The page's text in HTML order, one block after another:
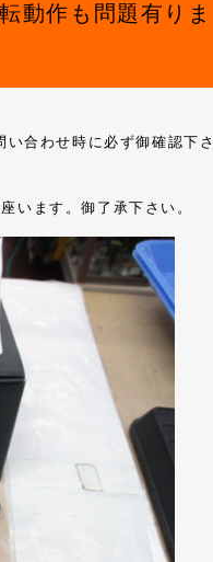
動作も問題有りま
合わせ時に必ず御確認下さ
います。御了承下さい。